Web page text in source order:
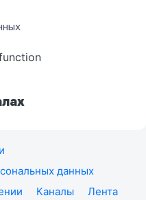
данных
Каналы
Лента